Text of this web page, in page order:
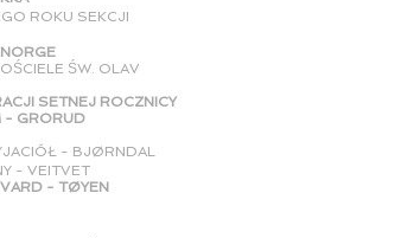
ROKU SEKCJI
PRZY KOŚCIELE ŚW. OLAV
Z RACJI SETNEJ ROCZNICY
- GRORUD
- BJØRNDAL
- VEITVET
- TØYEN